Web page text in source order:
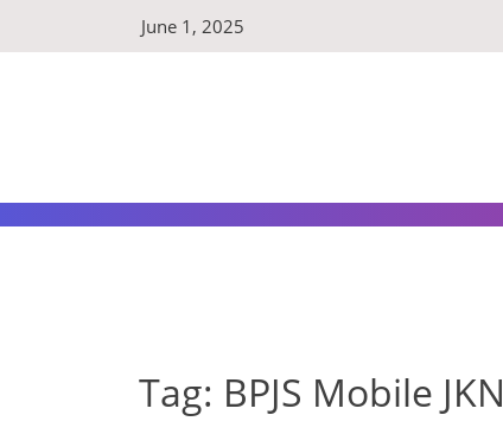
June 1, 2025
Tag: BPJS Mobile JKN